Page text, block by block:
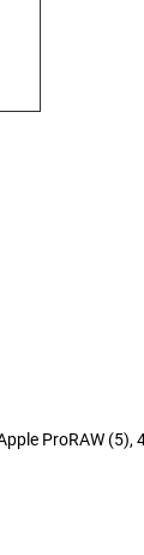
ProRAW (5),